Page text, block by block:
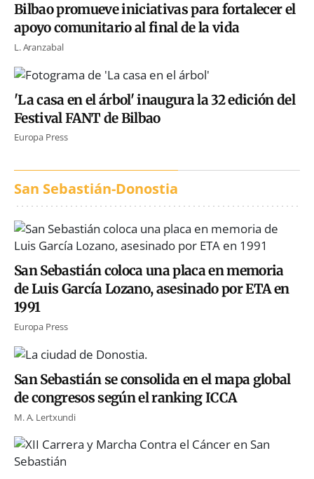
Bilbao promueve iniciativas para fortalecer el
apoyo comunitario al final de la vida
L. Aranzabal
'La casa en el árbol' inaugura la 32 edición del
Festival FANT de Bilbao
Europa Press
San Sebastián-Donostia
San Sebastián coloca una placa en memoria
de Luis García Lozano, asesinado por ETA en
1991
Europa Press
San Sebastián se consolida en el mapa global
de congresos según el ranking ICCA
M. A. Lertxundi